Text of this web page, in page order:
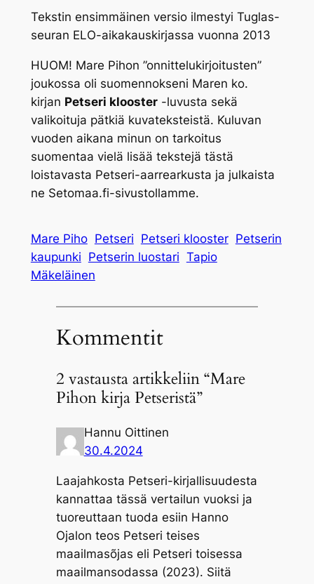
Tekstin ensimmäinen versio ilmestyi Tuglas-
seuran ELO-aikakauskirjassa vuonna 2013
HUOM! Mare Pihon ”onnittelukirjoitusten”
joukossa oli suomennokseni Maren ko.
kirjan Petseri klooster-luvusta sekä
valikoituja pätkiä kuvateksteistä. Kuluvan
vuoden aikana minun on tarkoitus
suomentaa vielä lisää tekstejä tästä
loistavasta Petseri-aarrearkusta ja julkaista
ne Setomaa.fi-sivustollamme.
Mare Piho Petseri Petseri klooster Petserin
kaupunki Petserin luostari Tapio
Mäkeläinen
Kommentit
2 vastausta artikkeliin “Mare
Pihon kirja Petseristä”
Hannu Oittinen
30.4.2024
Laajahkosta Petseri-kirjallisuudesta
kannattaa tässä vertailun vuoksi ja
tuoreuttaan tuoda esiin Hanno
Ojalon teos Petseri teises
maailmasõjas eli Petseri toisessa
maailmansodassa (2023). Siitä